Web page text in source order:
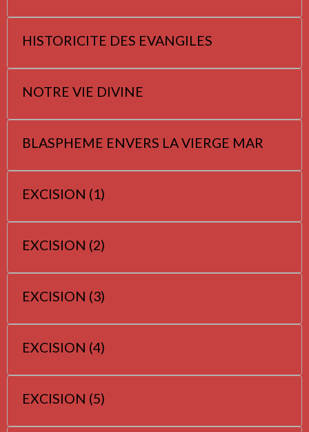
HISTORICITE DES EVANGILES
NOTRE VIE DIVINE
BLASPHEME ENVERS LA VIERGE MAR
EXCISION (1)
EXCISION (2)
EXCISION (3)
EXCISION (4)
EXCISION (5)